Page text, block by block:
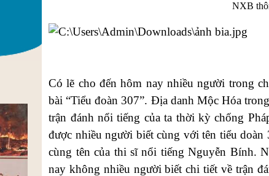
NXB
Có lẽ cho đến hôm nay nhiều người trong
bài “Tiểu đoàn 307”. Địa danh Mộc Hóa
trận đánh nổi tiếng của ta thời kỳ chống
được nhiều người biết cùng với tên tiểu
cùng tên của thi sĩ nổi tiếng Nguyễn Bính.
nay không nhiều người biết chi tiết về trận